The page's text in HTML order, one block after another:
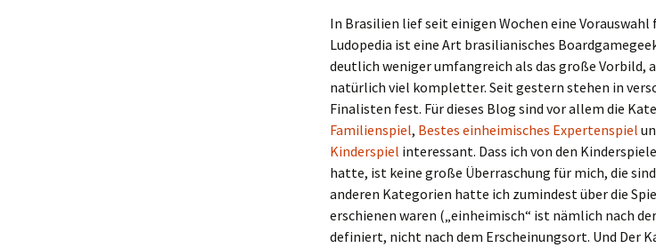
In Brasilien lief seit einigen Wochen eine Vorauswahl
Ludopedia ist eine Art brasilianisches
deutlich weniger umfangreich als das große Vorbild,
natürlich viel kompletter. Seit gestern stehen in
Finalisten fest. Für dieses Blog sind vor allem die
Familienspiel, Bestes einheimisches Expertenspiel
Kinderspiel interessant. Dass ich von den
hatte, ist keine große Überraschung für mich, die
anderen Kategorien hatte ich zumindest über die
erschienen waren („einheimisch“ ist nämlich nach
definiert, nicht nach dem Erscheinungsort. Und Der